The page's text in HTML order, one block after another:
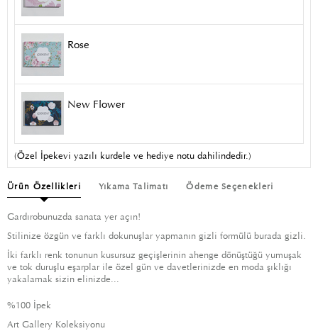
Rose
New Flower
(Özel İpekevi yazılı kurdele ve hediye notu dahilindedir.)
Ürün Özellikleri Yıkama Talimatı Ödeme Seçenekleri
Gardırobunuzda sanata yer açın!
Stilinize özgün ve farklı dokunuşlar yapmanın gizli formülü burada gizli.
İki farklı renk tonunun kusursuz geçişlerinin ahenge dönüştüğü yumuşak
ve tok duruşlu eşarplar ile özel gün ve davetlerinizde en moda şıklığı
yakalamak sizin elinizde...
%100 İpek
Art Gallery Koleksiyonu